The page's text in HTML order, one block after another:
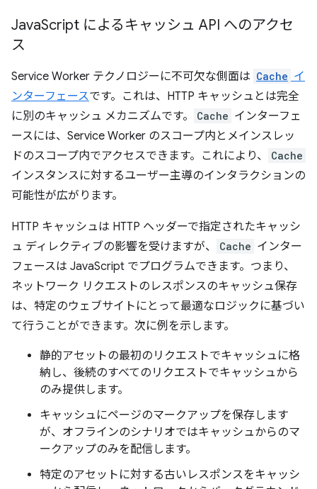
JavaScript によるキャッシュ API へのアクセ
ス
Service Worker テクノロジーに不可欠な側面は Cache イ
ンターフェースです。これは、HTTP キャッシュとは完全
に別のキャッシュ メカニズムです。
Cache インターフェ
ースには、Service Worker のスコープ内とメインスレッ
ドのスコープ内でアクセスできます。これにより、
Cache
インスタンスに対するユーザー主導のインタラクションの
可能性が広がります。
HTTP キャッシュは HTTP ヘッダーで指定されたキャッシ
ュ ディレクティブの影響を受けますが、
Cache インター
フェースは JavaScript でプログラムできます。つまり、
ネットワーク リクエストのレスポンスのキャッシュ保存
は、特定のウェブサイトにとって最適なロジックに基づい
て行うことができます。次に例を示します。
静的アセットの最初のリクエストでキャッシュに格
納し、後続のすべてのリクエストでキャッシュから
のみ提供します。
キャッシュにページのマークアップを保存します
が、オフラインのシナリオではキャッシュからのマ
ークアップのみを配信します。
特定のアセットに対する古いレスポンスをキャッシ